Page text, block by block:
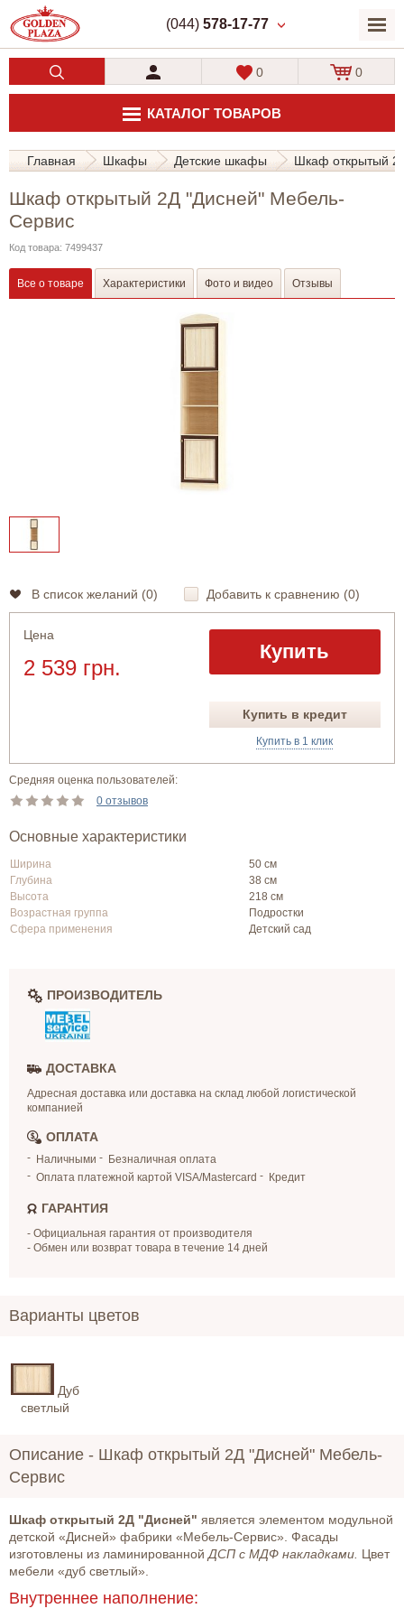
(044) 578-17-77
КАТАЛОГ ТОВАРОВ
0 0
Главная Шкафы Детские шкафы Шкаф открытый
Шкаф открытый 2Д "Дисней" Мебель-
Сервис
Код товара: 7499437
Все о товаре Характеристики Фото и видео Отзывы
В список желаний (0) Добавить к сравнению (0)
Цена
2 539 грн.
Купить
Купить в кредит
Купить в 1 клик
Средняя оценка пользователей:
0 отзывов
Основные характеристики
Ширина
50 см
Глубина
38 см
Высота
218 см
Возрастная группа
Подростки
Сфера применения
Детский сад
ПРОИЗВОДИТЕЛЬ
ДОСТАВКА
Адресная доставка или доставка на склад любой логистической
компанией
ОПЛАТА
Наличными
Безналичная оплата
Оплата платежной картой VISA/Mastercard
Кредит
ГАРАНТИЯ
- Официальная гарантия от производителя
- Обмен или возврат товара в течение 14 дней
Варианты цветов
Дуб
светлый
Описание - Шкаф открытый 2Д "Дисней" Мебель-
Сервис
Шкаф открытый 2Д "Дисней" является элементом модульной
детской «Дисней» фабрики «Мебель-Сервис». Фасады
изготовлены из ламинированной ДСП с МДФ накладками. Цвет
мебели «дуб светлый».
Внутреннее наполнение: